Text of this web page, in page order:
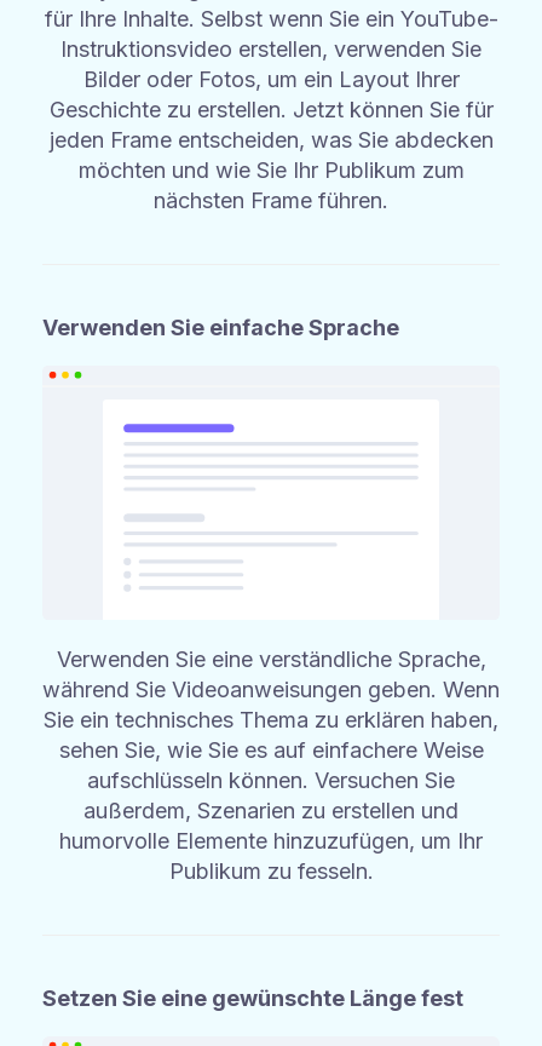
für Ihre Inhalte. Selbst wenn Sie ein YouTube-
Instruktionsvideo erstellen, verwenden Sie
Bilder oder Fotos, um ein Layout Ihrer
Geschichte zu erstellen. Jetzt können Sie für
jeden Frame entscheiden, was Sie abdecken
möchten und wie Sie Ihr Publikum zum
nächsten Frame führen.
Verwenden Sie einfache Sprache
Verwenden Sie eine verständliche Sprache,
während Sie Videoanweisungen geben. Wenn
Sie ein technisches Thema zu erklären haben,
sehen Sie, wie Sie es auf einfachere Weise
aufschlüsseln können. Versuchen Sie
außerdem, Szenarien zu erstellen und
humorvolle Elemente hinzuzufügen, um Ihr
Publikum zu fesseln.
Setzen Sie eine gewünschte Länge fest